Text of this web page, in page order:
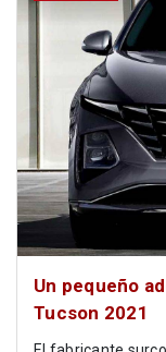
Un pequeño
Tucson 2021